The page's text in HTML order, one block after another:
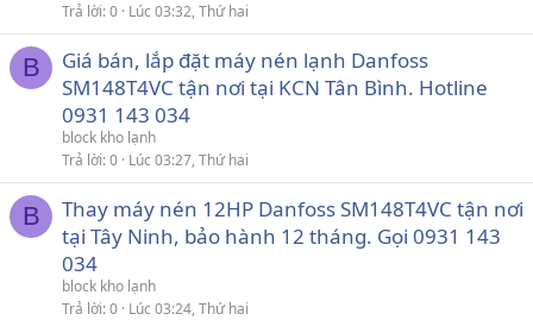
Trả lời 0 Lúc 03:32, Thứ hai
B
Giá bán, lắp đặt máy nén lạnh Danfoss
SM148T4VC tận nơi tại KCN Tân Bình. Hotline
0931 143 034
block kho lạnh
Trả lời 0 Lúc 03:27, Thứ hai
B
Thay máy nén 12HP Danfoss SM148T4VC tận nơi
tại Tây Ninh, bảo hành 12 tháng. Gọi 0931 143
034
block kho lạnh
Trả lời 0 Lúc 03:24, Thứ hai